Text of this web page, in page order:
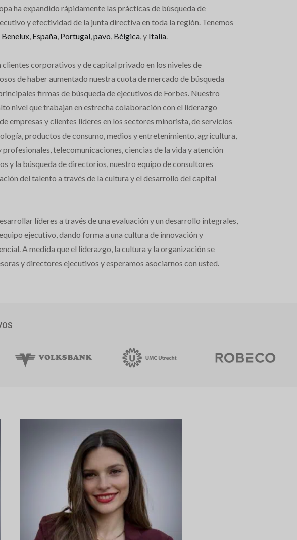
ha expandido rápidamente las prácticas de búsqueda de
y efectividad de la junta directiva en toda la región. Tenemos
Benelux, España, Portugal,pavo, Bélgica, y Italia.
corporativos y de capital privado en los niveles de
de haber aumentado nuestra cuota de mercado de búsqueda
firmas de búsqueda de ejecutivos de Forbes. Nuestro
nivel que trabajan en estrecha colaboración con el liderazgo
empresas y clientes líderes en los sectores minorista, de servicios
productos de consumo, medios y entretenimiento, agricultura,
telecomunicaciones, ciencias de la vida y atención
y la búsqueda de directorios, nuestro equipo de consultores
del talento a través de la cultura y el desarrollo del capital
líderes a través de una evaluación y un desarrollo integrales,
ejecutivo, dando forma a una cultura de innovación y
A medida que el liderazgo, la cultura y la organización se
y directores ejecutivos y esperamos asociarnos con usted.